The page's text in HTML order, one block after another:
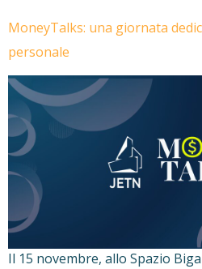
MoneyTalks: una giornata
personale
Il 15 novembre, allo Spazio